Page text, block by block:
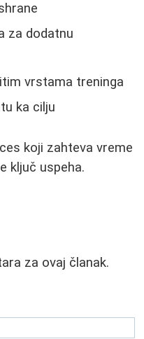
za dodatnu
vrstama treninga
ka cilju
koji zahteva vreme
ključ uspeha.
za ovaj članak.